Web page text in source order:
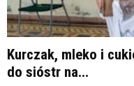
Kurczak, mleko i
do sióstr na...